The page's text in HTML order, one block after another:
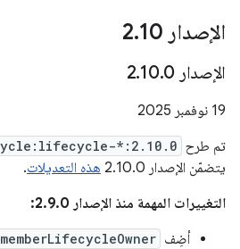
الإصدار 2 .10
الإصدار 2 .10.0
‫19 نوفمبر 2025
تم طرح *:2.10.0
يتضمّن الإصدار 2.10.0
هذه التعديلات.
التغييرات المهمة منذ الإصدار 2.9.0:
أضِف